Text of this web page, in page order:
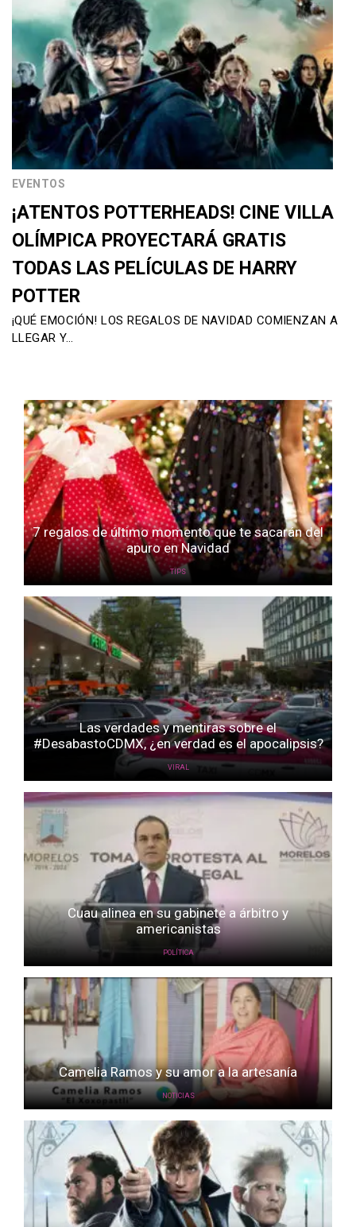
EVENTOS
¡ATENTOS POTTERHEADS! CINE VILLA
OLÍMPICA PROYECTARÁ GRATIS
TODAS LAS PELÍCULAS DE HARRY
POTTER
¡QUÉ EMOCIÓN! LOS REGALOS DE NAVIDAD COMIENZAN A
LLEGAR Y…
7 regalos de último momento que te sacarán del
apuro en Navidad
TIPS
Las verdades y mentiras sobre el
#DesabastoCDMX, ¿en verdad es el apocalipsis?
VIRAL
Cuau alinea en su gabinete a árbitro y
americanistas
POLÍTICA
Camelia Ramos y su amor a la artesanía
NOTICIAS